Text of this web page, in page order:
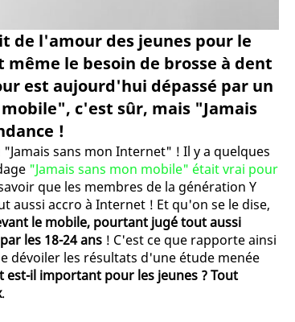
de l'amour des jeunes pour le
le besoin de brosse à dent
est aujourd'hui dépassé par un
c'est sûr, mais "Jamais
!
sans mon Internet" ! Il y a quelques
"Jamais sans mon mobile" était vrai pour
que les membres de la génération Y
aussi accro à Internet ! Et qu'on se le dise,
le mobile, pourtant jugé tout aussi
les 18-24 ans ! C'est ce que rapporte ainsi
dévoiler les résultats d'une étude menée
il important pour les jeunes ? Tout
.